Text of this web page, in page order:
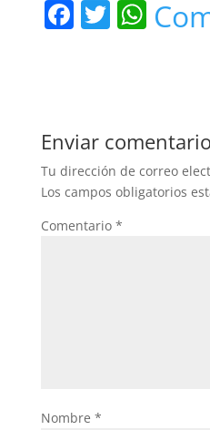
F
b
o
o
k
T W
A
p
p
Enviar comentario
Tu dirección de correo
Los campos obligatorios
Comentario *
Nombre *